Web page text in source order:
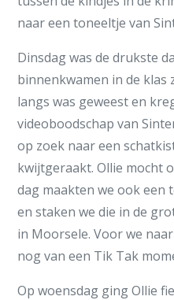
naar een toneeltje van
Dinsdag was de drukste
binnenkwamen in de klas
langs was geweest en
videoboodschap van
op zoek naar een
kwijtgeraakt. Ollie mocht
dag maakten we ook een
en staken we die in de
in Moorsele. Voor we
nog van een Tik Tak
Op woensdag ging Ollie